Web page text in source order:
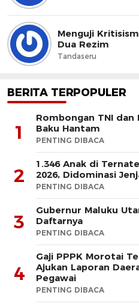
Menguji
Dua Rezim
Tandaseru
BERITA TERPOPULER
1
Rombongan TNI
Baku Hantam
PENTING DIBACA
2
1.346 Anak di
2026, Didominasi
PENTING DIBACA
3
Gubernur Maluku
Daftarnya
PENTING DIBACA
4
Gaji PPPK Morotai
Ajukan Laporan
Pegawai
PENTING DIBACA